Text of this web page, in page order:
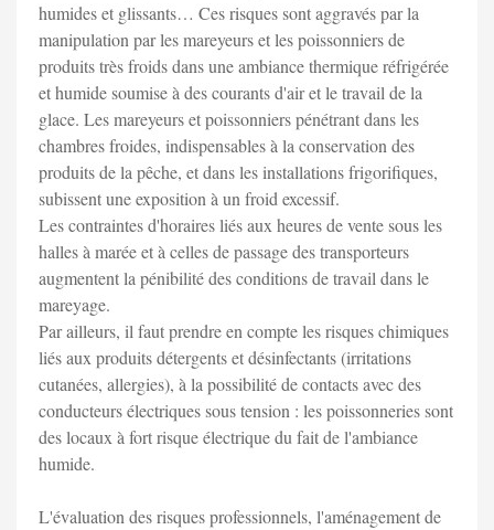
humides et glissants… Ces risques sont aggravés par la
manipulation par les mareyeurs et les poissonniers de
produits très froids dans une ambiance thermique réfrigérée
et humide soumise à des courants d'air et le travail de la
glace. Les mareyeurs et poissonniers pénétrant dans les
chambres froides, indispensables à la conservation des
produits de la pêche, et dans les installations frigorifiques,
subissent une exposition à un froid excessif.
Les contraintes d'horaires liés aux heures de vente sous les
halles à marée et à celles de passage des transporteurs
augmentent la pénibilité des conditions de travail dans le
mareyage.
Par ailleurs, il faut prendre en compte les risques chimiques
liés aux produits détergents et désinfectants (irritations
cutanées, allergies), à la possibilité de contacts avec des
conducteurs électriques sous tension : les poissonneries sont
des locaux à fort risque électrique du fait de l'ambiance
humide.
L'évaluation des risques professionnels, l'aménagement de